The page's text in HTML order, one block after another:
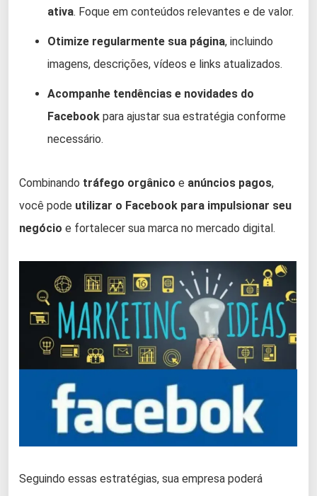
ativa. Foque em conteúdos relevantes e de valor.
Otimize regularmente sua página, incluindo
imagens, descrições, vídeos e links atualizados.
Acompanhe tendências e novidades do
Facebook para ajustar sua estratégia conforme
necessário.
Combinando tráfego orgânico e anúncios pagos,
você pode utilizar o Facebook para impulsionar seu
negócio e fortalecer sua marca no mercado digital.
Seguindo essas estratégias, sua empresa poderá